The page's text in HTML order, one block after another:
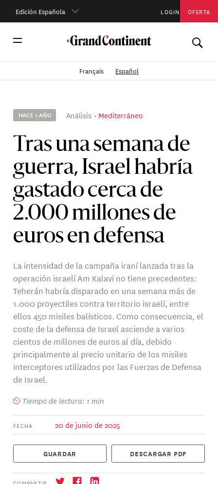
Edición Española LOGIN OFERTA
Français Español
HACE 1 AÑO Análisis Mediterráneo
Tras una semana de
guerra, Israel habría
gastado cerca de
2.000 millones de
euros en defensa
La intensidad de la campaña iraní lanzada tras la
operación israelí Am Kalavi no tiene precedentes:
Teherán habría disparado en una semana más de
1.000 proyectiles contra territorio israelí, entre
ellos 450 misiles balísticos. Como consecuencia, el
coste de la defensa de Israel asciende a varios
cientos de millones de euros al día, debido
principalmente al precio unitario de los misiles
interceptores utilizados por las Fuerzas de Defensa
de Israel.
Tiempo de lectura: 1 min
FECHA 20 de junio de 2025
GUARDAR DESCARGAR PDF